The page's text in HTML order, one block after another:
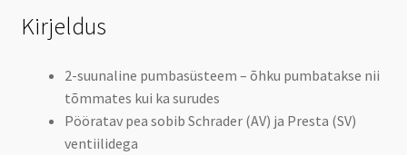
Kirjeldus
2-suunaline pumbasüsteem – õhku pumbatakse nii
tõmmates kui ka surudes
Pööratav pea sobib Schrader (AV) ja Presta (SV)
ventiilidega